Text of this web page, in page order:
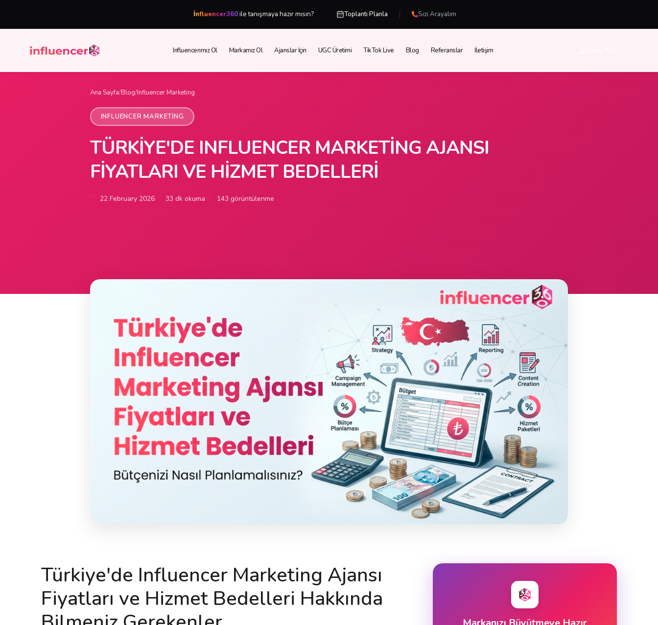
İnfluencer360ile tanışmaya hazır mısın? Toplantı Planla | Sizi Arayalım
Influencerımız Ol Markamız Ol Ajanslar İçin UGC Üretimi TikTok Live Blog Referanslar İletişim
Ana Sayfa/Blog/Influencer Marketing
INFLUENCER MARKETING
TÜRKIYE'DE INFLUENCER MARKETING AJANSI
FIYATLARI VE HIZMET BEDELLERI
22 February 2026 33 dk okuma 143 görüntülenme
Türkiye'de Influencer Marketing Ajansı
Fiyatları ve Hizmet Bedelleri Hakkında